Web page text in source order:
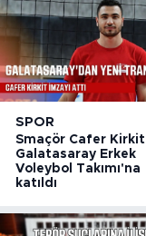
SPOR
Smaçör Cafer Kirkit
Galatasaray Erkek
Voleybol Takımı'na
katıldı